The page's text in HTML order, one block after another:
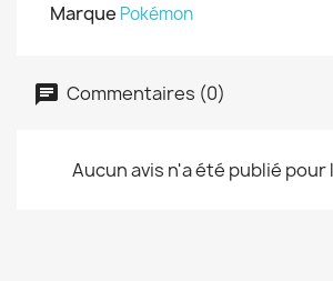
Marque Pokémon
Commentaires (0)
Aucun avis n'a été publié pour